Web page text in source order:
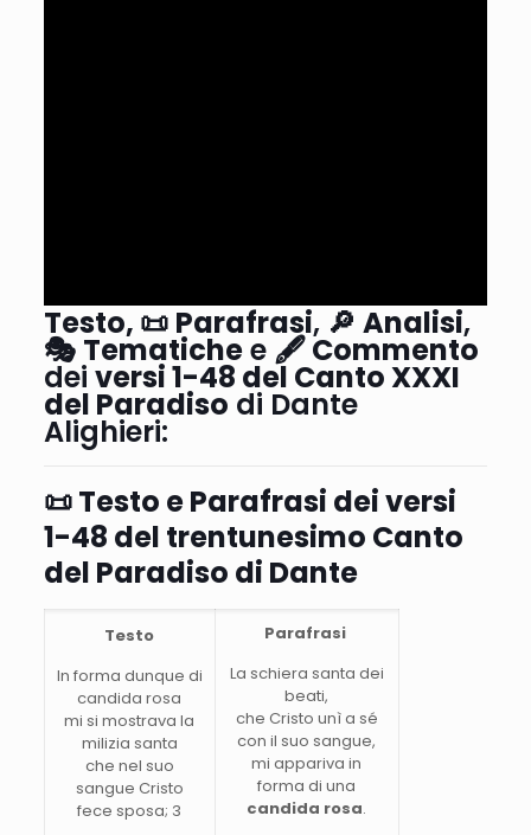
Testo, 📜 Parafrasi, 🔎 Analisi,
🎭 Tematichee 🖋Commento
dei versi 1-48 del Canto XXXI
del Paradiso di Dante
Alighieri:
📜 Testo e Parafrasi dei versi
1-48 del trentunesimo Canto
del Paradiso di Dante
Testo
In forma dunque di
candida rosa
mi si mostrava la
milizia santa
che nel suo
sangue Cristo
fece sposa; 3
Parafrasi
La schiera santa dei
beati,
che Cristo unì a sé
con il suo sangue,
mi appariva in
forma di una
candida rosa.